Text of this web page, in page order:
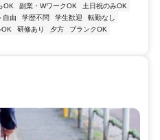
OK 副業・WワークOK
土日祝のみOK
自由 学歴不問 学生歓迎
転勤なし
OK 研修あり 夕方
ブランクOK